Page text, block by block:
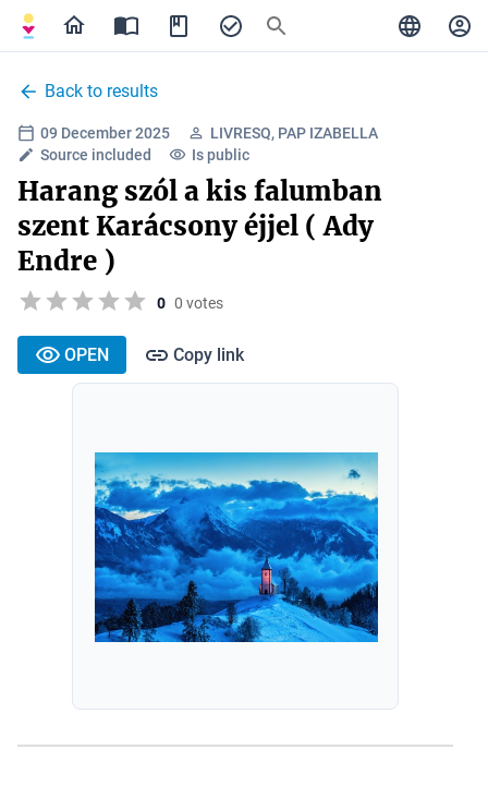
Back to results
09 December 2025
LIVRESQ, PAP IZABELLA
Source included
Is public
Harang szól a kis falumban
szent Karácsony éjjel ( Ady
Endre )
0 0 votes
OPEN Copy link